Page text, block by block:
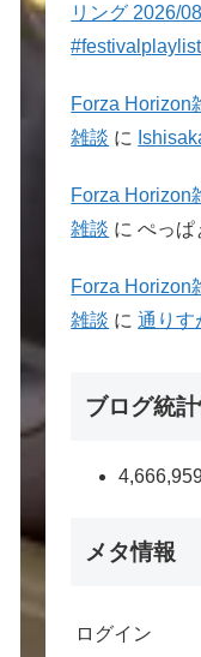
リング 2026/
#festivalplaylist
Forza Horizon
雑談 に
Forza Horizon
雑談 にぺっぱ
Forza Horizon
雑談 に通りす
ブログ統
メタ情報
ログイン